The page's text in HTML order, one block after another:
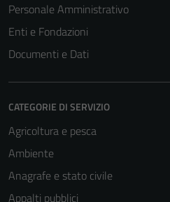
Personale Amministrativo
Enti e Fondazioni
Documenti e Dati
CATEGORIE DI SERVIZIO
Agricoltura e pesca
Ambiente
Anagrafe e stato civile
Appalti pubblici